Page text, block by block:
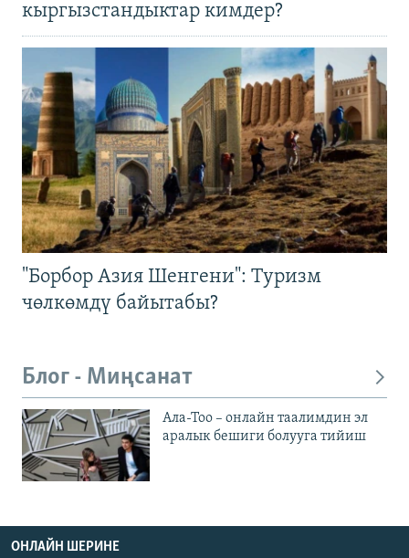
кыргызстандыктар кимдер?
"Борбор Азия Шенгени": Туризм
чөлкөмдү байытабы?
Блог - Миңсанат
Ала-Тоо – онлайн таалимдин эл
аралык бешиги болууга тийиш
ОНЛАЙН ШЕРИНЕ